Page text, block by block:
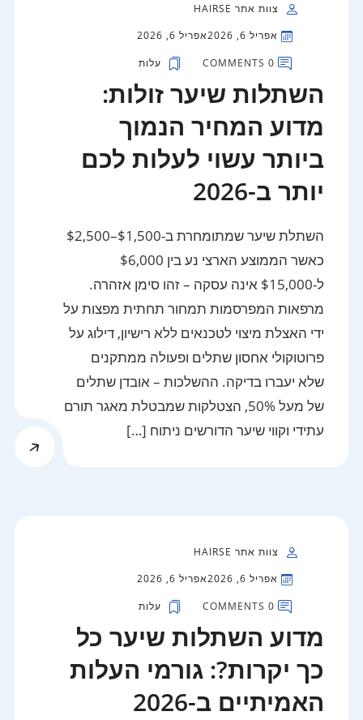
צוות אתר HAIRSE
אפריל 6, 2026
אפריל 6, 2026
0 COMMENTS
עלות
השתלות שיער זולות:
מדוע המחיר הנמוך
ביותר עשוי לעלות לכם
יותר ב-2026
השתלת שיער שמתומחרת ב-$1,500–$2,500
כאשר הממוצע הארצי נע בין $6,000
ל-$15,000 אינה עסקה – זהו סימן אזהרה.
מרפאות המפרסמות תמחור תחתית מפצות על
ידי האצלת מיצוי לטכנאים ללא רישיון, דילוג על
פרוטוקולי אחסון שתלים ופעולה ממתקנים
שלא יעברו בדיקה. ההשלכות – אובדן שתלים
של מעל 50%, הצטלקות שמבטלת מאגר תורם
עתידי וקווי שיער הדורשים ניתוח […]
צוות אתר HAIRSE
אפריל 6, 2026
אפריל 6, 2026
0 COMMENTS
עלות
מדוע השתלות שיער כל
כך יקרות?: גורמי העלות
האמיתיים ב-2026